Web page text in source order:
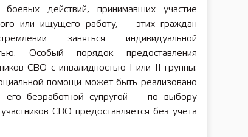
действий, принимавших участие
или ищущего работу, — этих граждан
заняться индивидуальной
Особый порядок предоставления
СВО с инвалидностью I или II группы:
помощи может быть реализовано
его безработной супругой — по выбору
СВО предоставляется без учета